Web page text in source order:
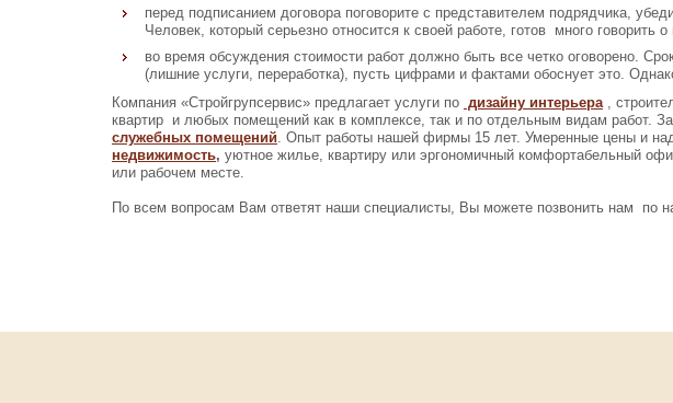
перед подписанием договора поговорите с представителем подрядчика,
Человек, который серьезно относится к своей работе, готов много говорить
во время обсуждения стоимости работ должно быть все четко оговорено.
(лишние услуги, переработка), пусть цифрами и фактами обоснует это.
Компания «Стройгрупсервис» предлагает услуги по дизайну интерьера,
квартир и любых помещений как в комплексе, так и по отдельным видам работ.
служебных помещений. Опыт работы нашей фирмы 15 лет. Умеренные цены и
недвижимость, уютное жилье, квартиру или эргономичный комфортабельный
или рабочем месте.
По всем вопросам Вам ответят наши специалисты, Вы можете позвонить нам по